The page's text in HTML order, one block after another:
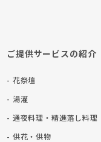
ご提供サービスの紹介
- 花祭壇
- 湯灌
- 通夜料理・精進落し料理
- 供花・供物